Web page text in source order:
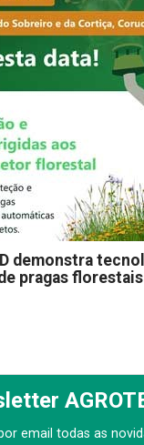
demonstra
pragas
email todas as